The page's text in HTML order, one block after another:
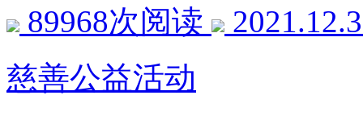
89968次阅读
慈善公益活动